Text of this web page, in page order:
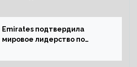
Emirates подтвердила
мировое лидерство по